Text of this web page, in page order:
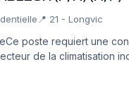
📍 21 - Longvic
poste requiert une
de la climatisation